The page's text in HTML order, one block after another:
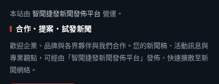
本站由 智聞捷發新聞發佈平台 營運。
合作・提案・試發新聞
歡迎企業、品牌與各界夥伴與我們合作。您的新聞稿、活動訊息與
專業觀點，可經由「智聞捷發新聞發佈平台」發佈，快速擴散至新
聞網絡。